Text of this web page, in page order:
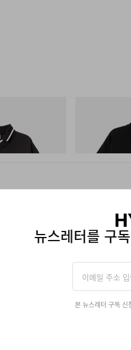
Billionaire Boys
쇼핑하기
콘솔로
진은 게임이 기
시했다.
뉴스레터를 구
본 뉴스레터 구독 신